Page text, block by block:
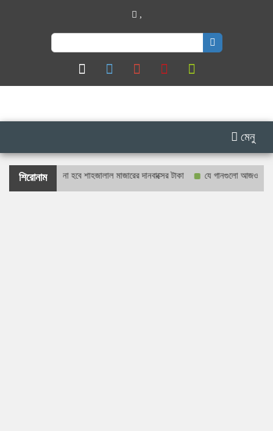
,
Search
for:
মেনু
শিরোনাম
প্রকাশ্যে গণনা হবে শাহজালাল মাজারের দানবাক্সের টাকা যে গানগুলো আজও ফিরিয়ে